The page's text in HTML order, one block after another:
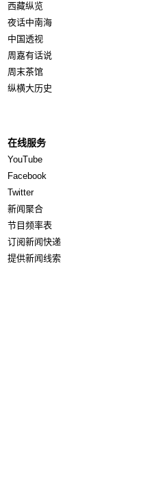
西藏纵览
夜话中南海
中国透视
周嘉有话说
周末茶馆
纵横大历史
在线服务
YouTube
Facebook
TwitterOpens in new window
新闻聚合
节目频率表
订阅新闻快递
提供新闻线索